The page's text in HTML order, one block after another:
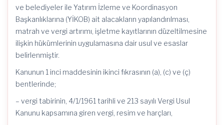
ve belediyeler ile Yatırım İzleme ve Koordinasyon
Başkanlıklarına (YİKOB) ait alacakların yapılandırılması,
matrah ve vergi artırımı, işletme kayıtlarının düzeltilmesine
ilişkin hükümlerinin uygulamasına dair usul ve esaslar
belirlenmiştir.
Kanunun 1 inci maddesinin ikinci fıkrasının (a), (c) ve (ç)
bentlerinde;
– vergi tabirinin, 4/1/1961 tarihli ve 213 sayılı Vergi Usul
Kanunu kapsamına giren vergi, resim ve harçları,